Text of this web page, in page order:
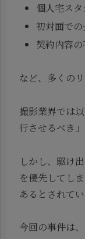
個人宅スタ
初対面で
契約内容の
など、多くの
撮影業界では
行させるべき
しかし、駆け
を優先してし
あるとされてい
今回の事件は